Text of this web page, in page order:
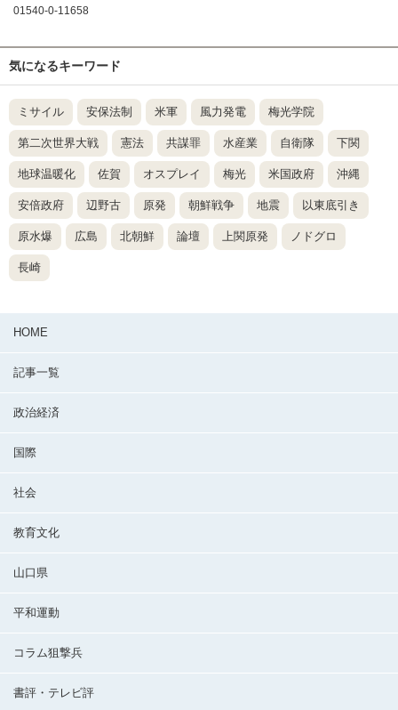
01540-0-11658
気になるキーワード
ミサイル 安保法制 米軍 風力発電 梅光学院
第二次世界大戦 憲法 共謀罪 水産業 自衛隊 下関
地球温暖化 佐賀 オスプレイ 梅光 米国政府 沖縄
安倍政府 辺野古 原発 朝鮮戦争 地震 以東底引き
原水爆 広島 北朝鮮 論壇 上関原発 ノドグロ
長崎
HOME
記事一覧
政治経済
国際
社会
教育文化
山口県
平和運動
コラム狙撃兵
書評・テレビ評